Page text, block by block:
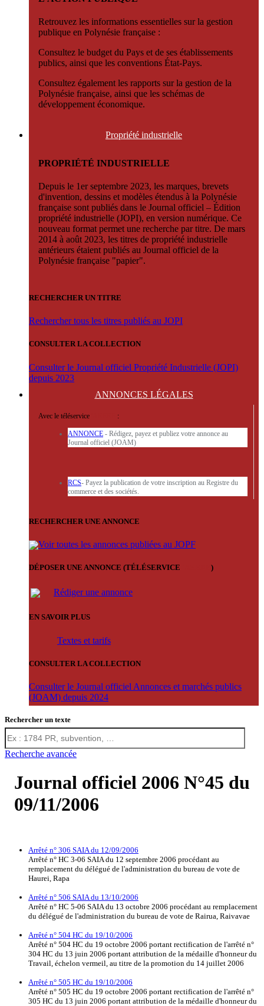
Retrouvez les informations essentielles sur la gestion
publique en Polynésie française :
Consultez le budget du Pays et de ses établissements
publics, ainsi que les conventions État-Pays.
Consultez également les rapports sur la gestion de la
Polynésie française, ainsi que les schémas de
développement économique.
Propriété industrielle
PROPRIÉTÉ INDUSTRIELLE
Depuis le 1er septembre 2023, les marques, brevets
d'invention, dessins et modèles étendus à la Polynésie
française sont publiés dans le Journal officiel – Édition
propriété industrielle (JOPI), en version numérique. Ce
nouveau format permet une recherche par titre. De mars
2014 à août 2023, les titres de propriété industrielle
antérieurs étaient publiés au Journal officiel de la
Polynésie française "papier".
RECHERCHER UN TITRE
Rechercher tous les titres publiés au JOPI
CONSULTER LA COLLECTION
Consulter le Journal officiel Propriété Industrielle (JOPI)
depuis 2023
ANNONCES LÉGALES
Avec le téléservice :
ANNONCE - Rédigez, payez et publiez votre annonce au
Journal officiel (JOAM)
RCS- Payez la publication de votre inscription au Registre du
commerce et des sociétés.
RECHERCHER UNE ANNONCE
Voir toutes les annonces publiées au JOPF
DÉPOSER UNE ANNONCE (TÉLÉSERVICE )
Rédiger une annonce
EN SAVOIR PLUS
Textes et tarifs
CONSULTER LA COLLECTION
Consulter le Journal officiel Annonces et marchés publics
(JOAM) depuis 2024
Rechercher un texte
Recherche avancée
Journal officiel 2006 N°45 du
09/11/2006
Arrêté n° 306 SAIA du 12/09/2006
Arrêté n° HC 3-06 SAIA du 12 septembre 2006 procédant au
remplacement du délégué de l'administration du bureau de vote de
Haurei, Rapa
Arrêté n° 506 SAIA du 13/10/2006
Arrêté n° HC 5-06 SAIA du 13 octobre 2006 procédant au remplacement
du délégué de l'administration du bureau de vote de Rairua, Raivavae
Arrêté n° 504 HC du 19/10/2006
Arrêté n° 504 HC du 19 octobre 2006 portant rectification de l'arrêté n°
304 HC du 13 juin 2006 portant attribution de la médaille d'honneur du
Travail, échelon vermeil, au titre de la promotion du 14 juillet 2006
Arrêté n° 505 HC du 19/10/2006
Arrêté n° 505 HC du 19 octobre 2006 portant rectification de l'arrêté n°
305 HC du 13 juin 2006 portant attribution de la médaille d'honneur du